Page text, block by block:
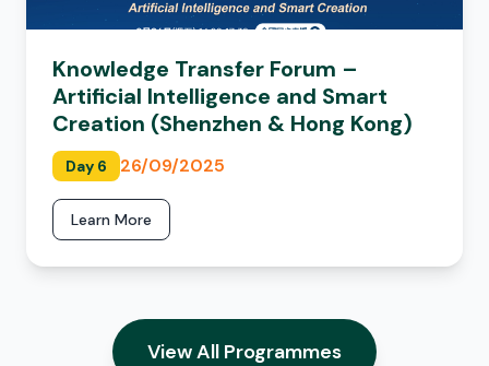
Knowledge Transfer Forum –
Artificial Intelligence and Smart
Creation (Shenzhen & Hong Kong)
Day 6 26/09/2025
Learn More
View All Programmes